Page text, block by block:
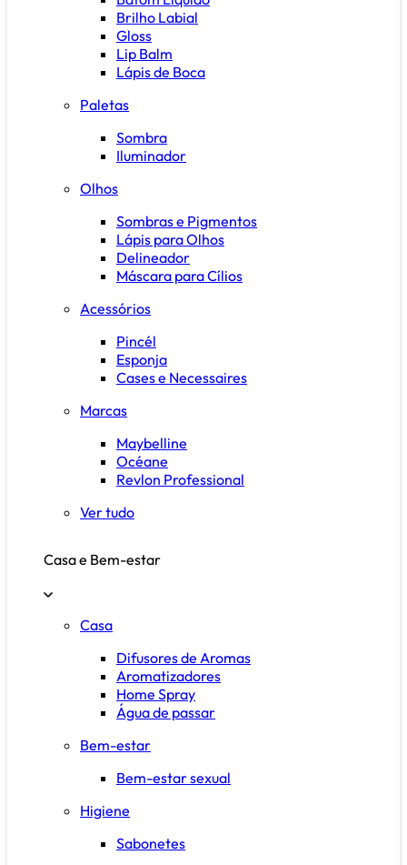
Brilho Labial
Gloss
Lip Balm
Lápis de Boca
Paletas
Sombra
Iluminador
Olhos
Sombras e Pigmentos
Lápis para Olhos
Delineador
Máscara para Cílios
Acessórios
Pincél
Esponja
Cases e Necessaires
Marcas
Maybelline
Océane
Revlon Professional
Ver tudo
Casa e Bem-estar
Casa
Difusores de Aromas
Aromatizadores
Home Spray
Água de passar
Bem-estar
Bem-estar sexual
Higiene
Sabonetes